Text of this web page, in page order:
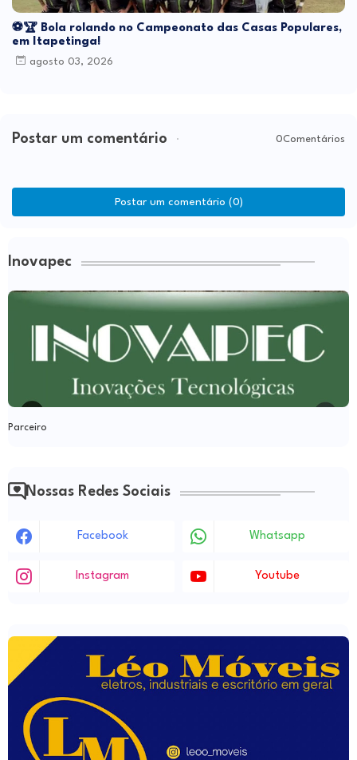
⚽🏆 Bola rolando no Campeonato das Casas Populares,
em Itapetinga!
agosto 03, 2026
Postar um comentário 0Comentários
Postar um comentário (0)
Inovapec
Parceiro
Nossas Redes Sociais
Facebook Whatsapp
Instagram Youtube